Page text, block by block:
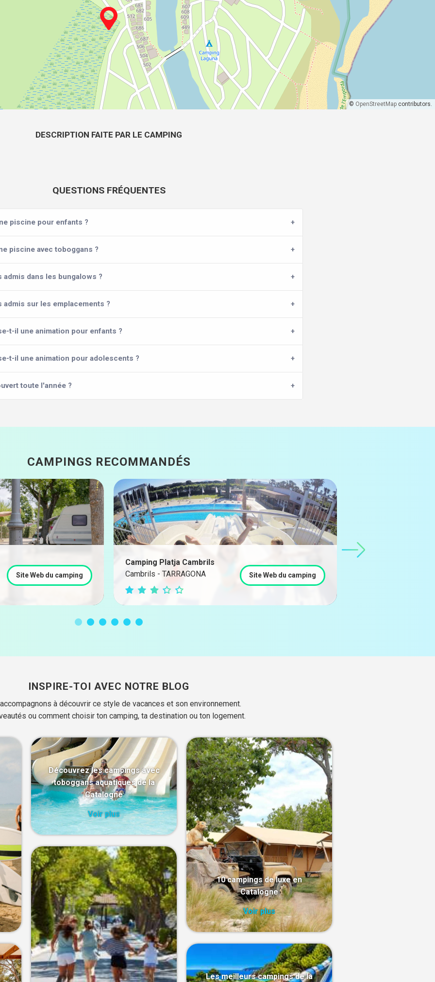
© OpenStreetMap contributors.
DESCRIPTION FAITE PAR LE CAMPING
QUESTIONS FRÉQUENTES
piscine pour enfants ?
piscine avec toboggans ?
dans les bungalows ?
sur les emplacements ?
t-il une animation pour enfants ?
t-il une animation pour adolescents ?
toute l'année ?
CAMPINGS RECOMMANDÉS
Site Web du camping
Camping Platja Cambrils
Cambrils - TARRAGONA
Site Web du camping
INSPIRE-TOI AVEC NOTRE BLOG
à découvrir ce style de vacances et son environnement.
ou comment choisir ton camping, ta destination ou ton logement.
Découvrez les campings avec
toboggans aquatiques de la
Catalogne
Voir plus
10 campings de luxe en
Catalogne
Voir plus
Les meilleurs campings de la